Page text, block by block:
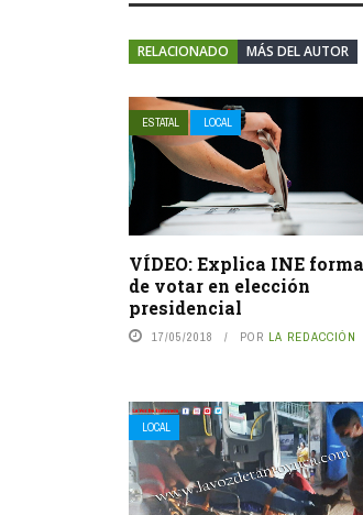
RELACIONADO MÁS DEL AUTOR
ESTATAL LOCAL
VÍDEO: Explica INE forma
de votar en elección
presidencial
17/05/2018 POR LA REDACCIÓN
LOCAL